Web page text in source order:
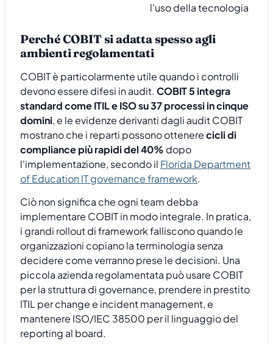
l'uso della tecnologia
Perché COBIT si adatta spesso agli
ambienti regolamentati
COBIT è particolarmente utile quando i controlli
devono essere difesi in audit. COBIT 5 integra
standard come ITIL e ISO su 37 processi in cinque
domini, e le evidenze derivanti dagli audit COBIT
mostrano che i reparti possono ottenerecicli di
compliance più rapidi del 40% dopo
l'implementazione, secondo il Florida Department
of Education IT governance framework.
Ciò non significa che ogni team debba
implementare COBIT in modo integrale. In pratica,
i grandi rollout di framework falliscono quando le
organizzazioni copiano la terminologia senza
decidere come verranno prese le decisioni. Una
piccola azienda regolamentata può usare COBIT
per la struttura di governance, prendere in prestito
ITIL per change e incident management, e
mantenere ISO/IEC 38500 per il linguaggio del
reporting al board.